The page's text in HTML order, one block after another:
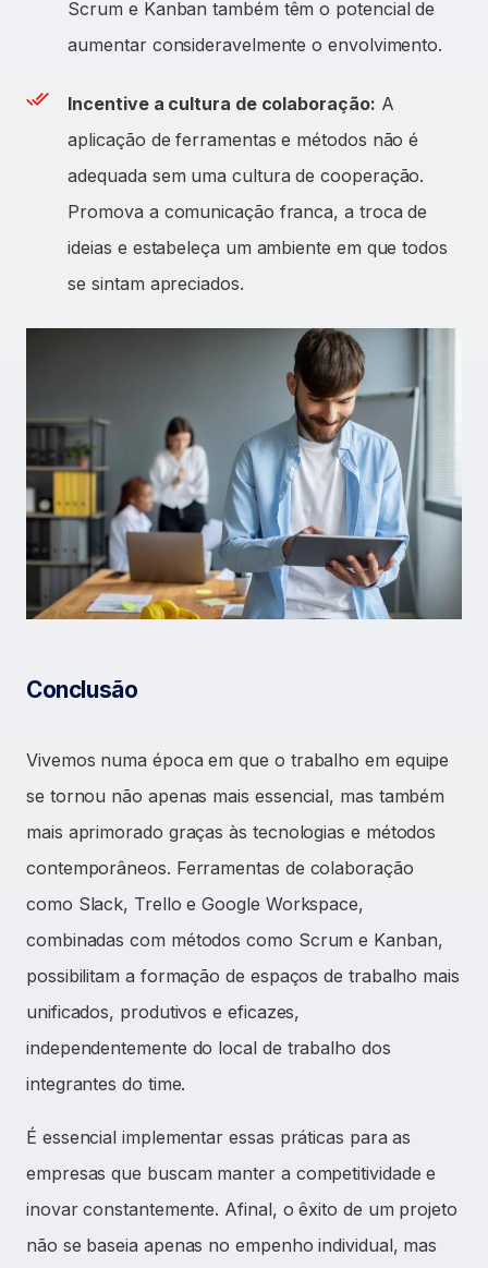
Scrum e Kanban também têm o potencial de
aumentar consideravelmente o envolvimento.
Incentive a cultura de colaboração: A
aplicação de ferramentas e métodos não é
adequada sem uma cultura de cooperação.
Promova a comunicação franca, a troca de
ideias e estabeleça um ambiente em que todos
se sintam apreciados.
Conclusão
Vivemos numa época em que o trabalho em equipe
se tornou não apenas mais essencial, mas também
mais aprimorado graças às tecnologias e métodos
contemporâneos. Ferramentas de colaboração
como Slack, Trello e Google Workspace,
combinadas com métodos como Scrum e Kanban,
possibilitam a formação de espaços de trabalho mais
unificados, produtivos e eficazes,
independentemente do local de trabalho dos
integrantes do time.
É essencial implementar essas práticas para as
empresas que buscam manter a competitividade e
inovar constantemente. Afinal, o êxito de um projeto
não se baseia apenas no empenho individual, mas